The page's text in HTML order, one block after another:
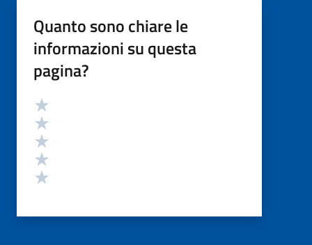
Quanto sono chiare le
informazioni su questa
pagina?
Valutazione